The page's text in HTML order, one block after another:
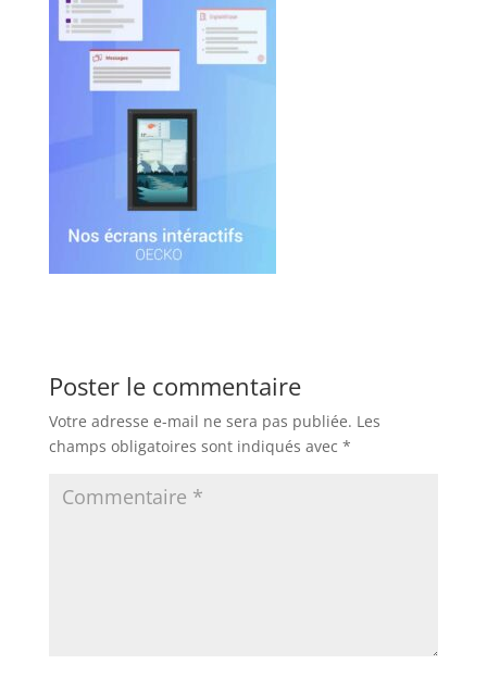
Poster le commentaire
Votre adresse e-mail ne sera pas publiée. Les
champs obligatoires sont indiqués avec *